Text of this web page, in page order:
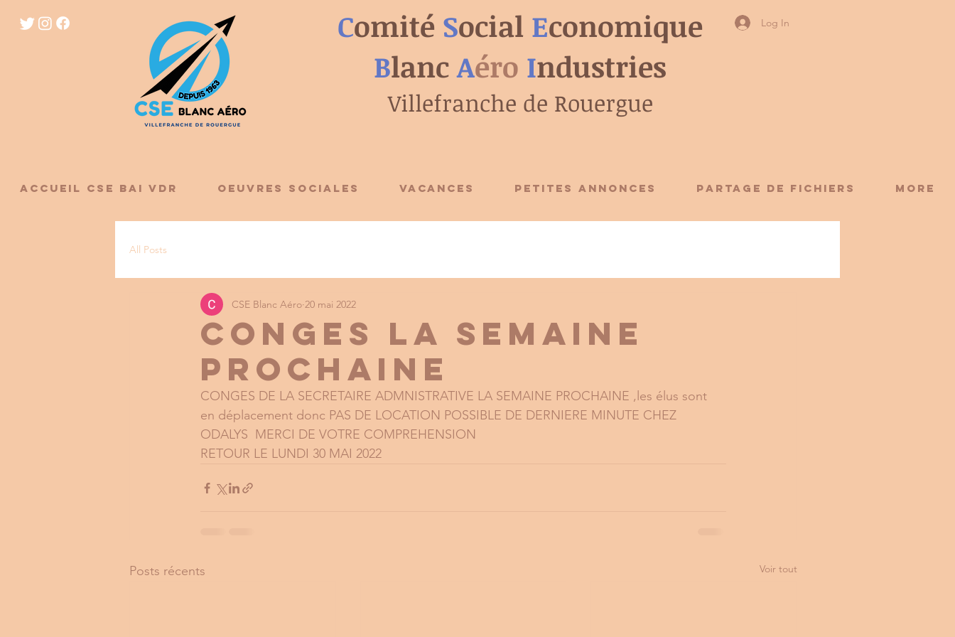
Log In
Comité Social Economique
Blanc Aéro Industries
Villefranche de Rouergue
ACCUEIL CSE BAI VDR OEUVRES SOCIALES VACANCES PETITES ANNONCES Partage de fichiers More
All Posts
CONGES LA SEMAINE
PROCHAINE
CSE Blanc Aéro 20 mai 2022
CONGES DE LA SECRETAIRE ADMNISTRATIVE LA SEMAINE PROCHAINE ,les élus sont
en déplacement donc PAS DE LOCATION POSSIBLE DE DERNIERE MINUTE CHEZ
ODALYS  MERCI DE VOTRE COMPREHENSION
RETOUR LE LUNDI 30 MAI 2022
Posts récents Voir tout